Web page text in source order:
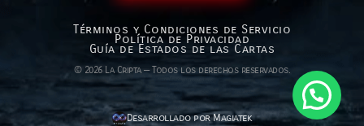
Términos y Condiciones de Servicio
Política de Privacidad
Guía de Estados de las Cartas
© 2026 La Cripta — Todos los derechos reservados.
Desarrollado por Magiatek